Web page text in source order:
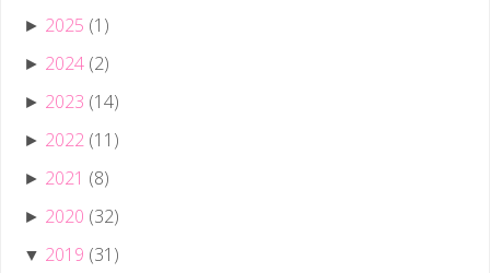
► 2025 (1)
► 2024 (2)
► 2023 (14)
► 2022 (11)
► 2021 (8)
► 2020 (32)
▼ 2019 (31)